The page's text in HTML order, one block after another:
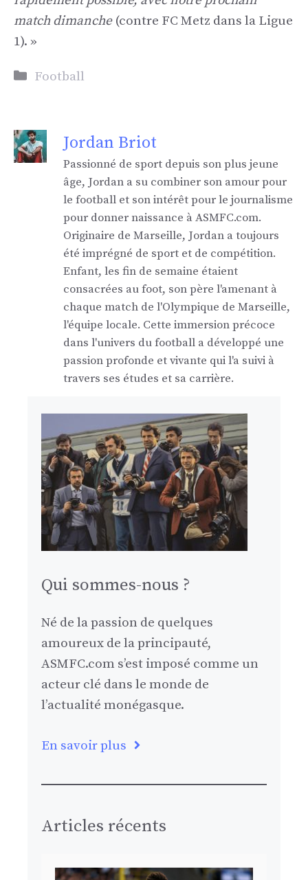
match dimanche (contre FC Metz dans la Ligue
1). »
Catégories
Football
Jordan Briot
Passionné de sport depuis son plus jeune
âge, Jordan a su combiner son amour pour
le football et son intérêt pour le journalisme
pour donner naissance à ASMFC.com.
Originaire de Marseille, Jordan a toujours
été imprégné de sport et de compétition.
Enfant, les fin de semaine étaient
consacrées au foot, son père l'amenant à
chaque match de l'Olympique de Marseille,
l'équipe locale. Cette immersion précoce
dans l'univers du football a développé une
passion profonde et vivante qui l'a suivi à
travers ses études et sa carrière.
Qui sommes-nous ?
Né de la passion de quelques
amoureux de la principauté,
ASMFC.com s’est imposé comme un
acteur clé dans le monde de
l’actualité monégasque.
En savoir plus
Articles récents